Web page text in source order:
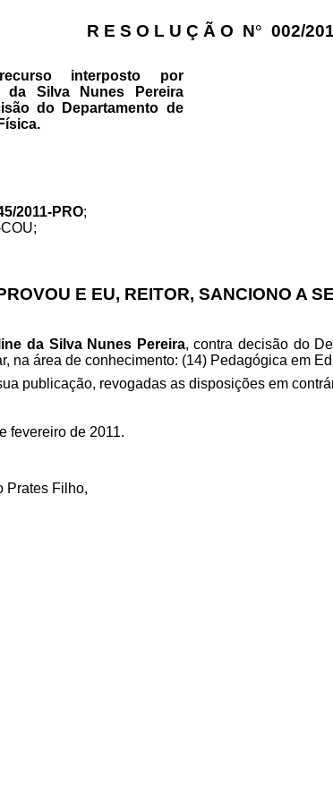
R E S O L U Ç Ã O N° 002/
interposto por
da Silva Nunes Pereira
do Departamento de
2011-PRO;
E EU, REITOR, SANCIONO A
da Silva Nunes Pereira, contra decisão do
na área de conhecimento: (14) Pedagógica em
publicação, revogadas as disposições em
fevereiro de 2011.
Prates Filho,